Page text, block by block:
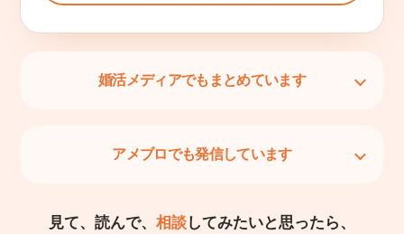
婚活メディアでもまとめています
アメブロでも発信しています
見て、読んで、 相談してみたいと思ったら、